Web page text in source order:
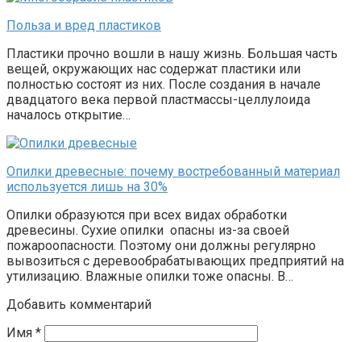
Польза и вред пластиков
Пластики прочно вошли в нашу жизнь. Большая часть
вещей, окружающих нас содержат пластики или
полностью состоят из них. После создания в начале
двадцатого века первой пластмассы-целлулоида
началось открытие…
Опилки древесные: почему востребованный материал
используется лишь на 30%
Опилки образуются при всех видах обработки
древесины. Сухие опилки опасны из-за своей
пожароопасности. Поэтому они должны регулярно
вывозиться с деревообрабатывающих предприятий на
утилизацию. Влажные опилки тоже опасны. В…
Добавить комментарий
Имя *